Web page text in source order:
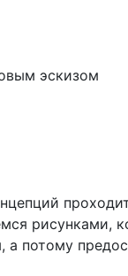
эскизом
рисунками,
а потому